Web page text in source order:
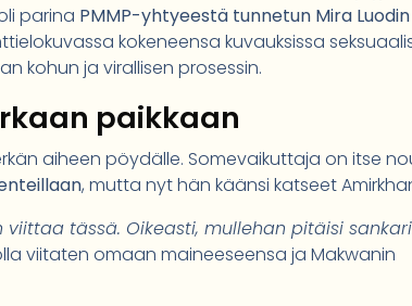
parina PMMP-yhtyeestä tunnetun Mira Luodin
kokeneensa kuvauksissa
kohun ja virallisen prosessin.
paikkaan
aiheen pöydälle. Somevaikuttaja on itse
, mutta nyt hän käänsi katseet
tässä. Oikeasti, mullehan pitäisi
viitaten omaan maineeseensa ja Makwanin